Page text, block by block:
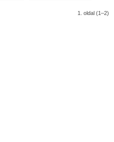
1. oldal (1–2)